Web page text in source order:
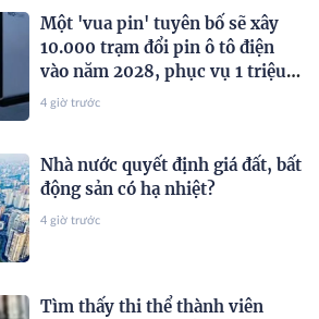
Một 'vua pin' tuyên bố sẽ xây
10.000 trạm đổi pin ô tô điện
vào năm 2028, phục vụ 1 triệu
xe mỗi ngày chỉ với 3 phút
4 giờ trước
Nhà nước quyết định giá đất, bất
động sản có hạ nhiệt?
4 giờ trước
Tìm thấy thi thể thành viên